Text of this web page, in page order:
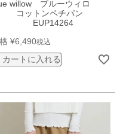
willow ブルーウィロ
コットンペチパン
EUP14264
¥6,490税込
カートに入れる